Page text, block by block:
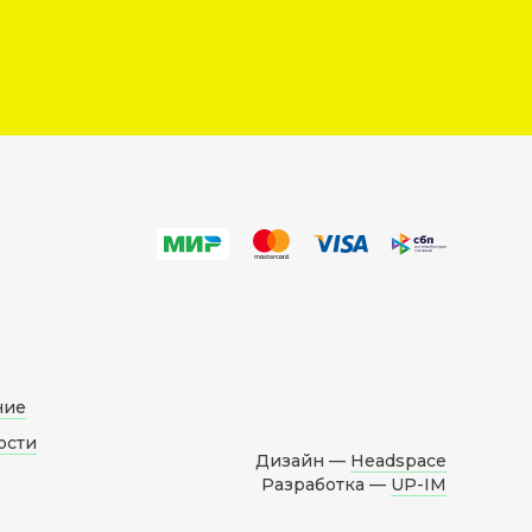
Дизайн — Headspace
Разработка — UP-IM